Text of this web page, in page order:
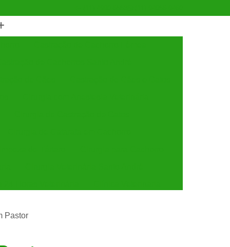
Gatos
Pastor